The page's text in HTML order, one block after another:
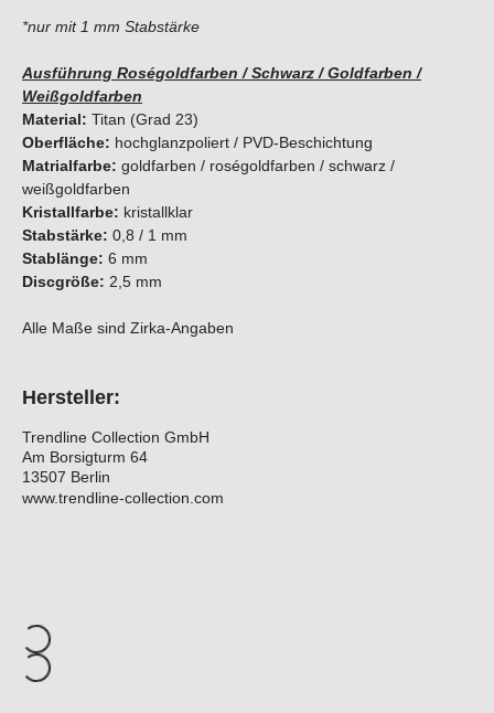
*nur mit 1 mm Stabstärke
Ausführung Roségoldfarben / Schwarz / Goldfarben /
Weißgoldfarben
Material: Titan (Grad 23)
Oberfläche: hochglanzpoliert / PVD-Beschichtung
Matrialfarbe: goldfarben / roségoldfarben / schwarz /
weißgoldfarben
Kristallfarbe: kristallklar
Stabstärke: 0,8 / 1 mm
Stablänge: 6 mm
Discgröße: 2,5 mm
Alle Maße sind Zirka-Angaben
Hersteller:
Trendline Collection GmbH
Am Borsigturm 64
13507 Berlin
www.trendline-collection.com